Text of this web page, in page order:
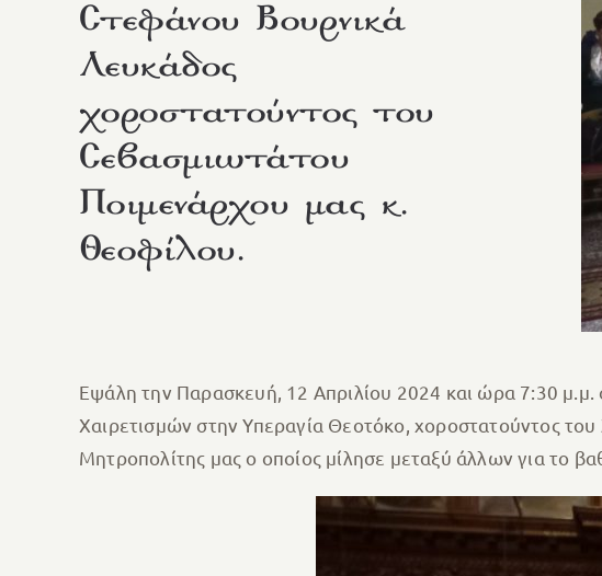
Στεφάνου Βουρνικά
Λευκάδος
χοροστατούντος του
Σεβασμιωτάτου
Ποιμενάρχου μας κ.
Θεοφίλου.
Εψάλη την Παρασκευή, 12 Απριλίου 2024 και ώρα 7:30
Χαιρετισμών στην Υπεραγία Θεοτόκο, χοροστατούντος
Μητροπολίτης μας ο οποίος μίλησε μεταξύ άλλων για το